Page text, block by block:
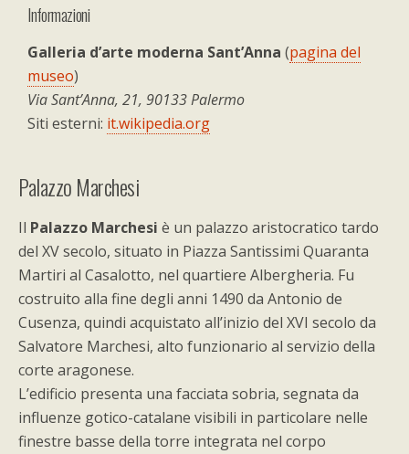
Informazioni
Galleria d’arte moderna Sant’Anna (pagina del
museo)
Via Sant’Anna, 21, 90133 Palermo
Siti esterni: it.wikipedia.org
Palazzo Marchesi
Il Palazzo Marchesi è un palazzo aristocratico tardo
del XV secolo, situato in Piazza Santissimi Quaranta
Martiri al Casalotto, nel quartiere Albergheria. Fu
costruito alla fine degli anni 1490 da Antonio de
Cusenza, quindi acquistato all’inizio del XVI secolo da
Salvatore Marchesi, alto funzionario al servizio della
corte aragonese.
L’edificio presenta una facciata sobria, segnata da
influenze gotico-catalane visibili in particolare nelle
finestre basse della torre integrata nel corpo